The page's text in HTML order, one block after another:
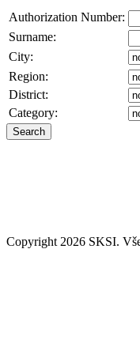
Authorization Number:
Surname:
City:
Region:
District:
Category:
Copyright 2026 SKSI.